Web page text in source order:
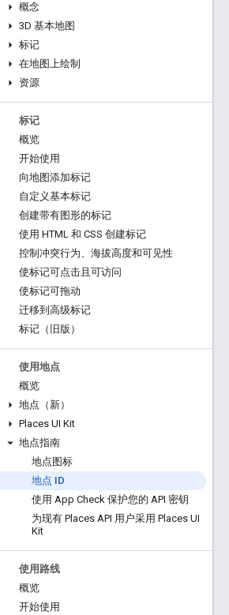
概念
3D 基本地图
标记
在地图上绘制
资源
标记
概览
开始使用
向地图添加标记
自定义基本标记
创建带有图形的标记
使用 HTML 和 CSS 创建标记
控制冲突行为、海拔高度和可见性
使标记可点击且可访问
使标记可拖动
迁移到高级标记
标记（旧版）
使用地点
概览
地点（新）
Places UI Kit
地点指南
地点图标
地点 ID
使用 App Check 保护您的 API 密钥
为现有 Places API 用户采用 Places UI
Kit
使用路线
概览
开始使用